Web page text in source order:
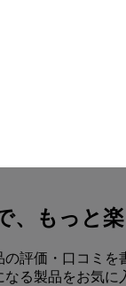
、もっと楽
の評価・口コミを
なる製品をお気に